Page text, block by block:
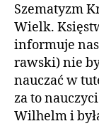
Szematyzm
Wielk.
informuje
rawski) nie
nauczać w
za to
Wilhelm i